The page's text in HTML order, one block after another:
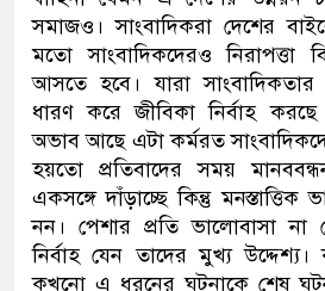
সমাজও। সাংবাদিকরা দেশের
মতো সাংবাদিকদেরও নিরাপত্তা
আসতে হবে। যারা
ধারণ করে জীবিকা নির্বাহ
অভাব আছে এটা কর্মরত
হয়তো প্রতিবাদের সময়
একসঙ্গে দাঁড়াচ্ছে কিন্তু
নন। পেশার প্রতি ভালোবাসা
নির্বাহ যেন তাদের মুখ্য
কখনো এ ধরনের ঘটনাকে শেষ